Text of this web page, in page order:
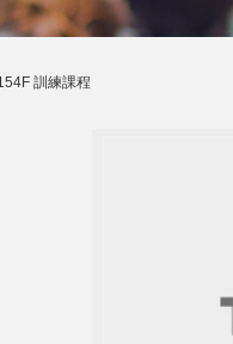
訓練課程